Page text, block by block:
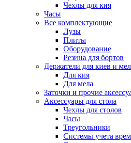
Чехлы для кия
Часы
Все комплектующие
Лузы
Плиты
Оборудование
Резина для бортов
Держатели для киев и
Для кия
Для мела
Заточки и прочие
Аксессуары для стола
Чехлы для столов
Часы
Треугольники
Системы учета